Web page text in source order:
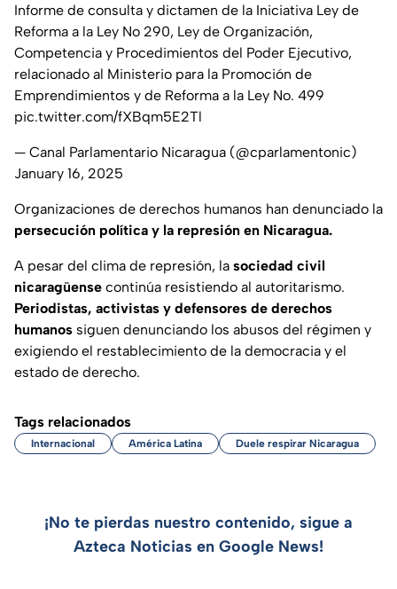
Informe de consulta y dictamen de la Iniciativa Ley de
Reforma a la Ley No 290, Ley de Organización,
Competencia y Procedimientos del Poder Ejecutivo,
relacionado al Ministerio para la Promoción de
Emprendimientos y de Reforma a la Ley No. 499
pic.twitter.com/fXBqm5E2Tl
— Canal Parlamentario Nicaragua (@cparlamentonic)
January 16, 2025
Organizaciones de derechos humanos han denunciado la
persecución política y la represión en Nicaragua.
A pesar del clima de represión, la sociedad civil
nicaragüense continúa resistiendo al autoritarismo.
Periodistas, activistas y defensores de derechos
humanos siguen denunciando los abusos del régimen y
exigiendo el restablecimiento de la democracia y el
estado de derecho.
Tags relacionados
Internacional América Latina Duele respirar Nicaragua
¡No te pierdas nuestro contenido, sigue a
Azteca Noticias en Google News!